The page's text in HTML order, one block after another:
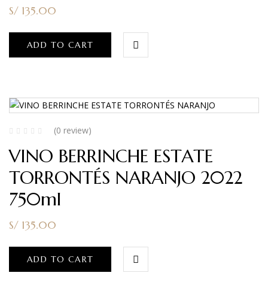
S/ 135.00
ADD TO CART
(0 review)
VINO BERRINCHE ESTATE
TORRONTÉS NARANJO 2022
750ml
S/ 135.00
ADD TO CART